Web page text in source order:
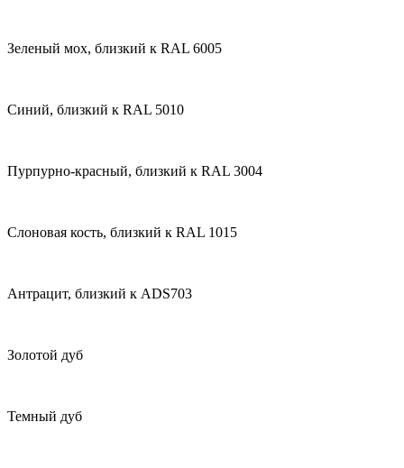
Зеленый мох, близкий к RAL 6005
Синий, близкий к RAL 5010
Пурпурно-красный, близкий к RAL 3004
Слоновая кость, близкий к RAL 1015
Антрацит, близкий к ADS703
Золотой дуб
Темный дуб